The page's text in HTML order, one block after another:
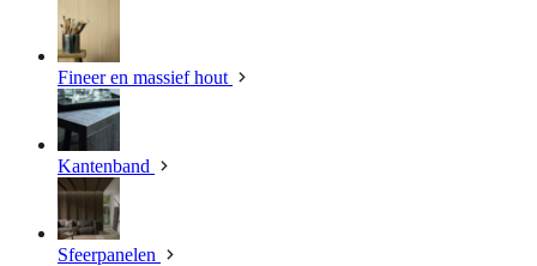
Fineer en massief hout
Kantenband
Sfeerpanelen